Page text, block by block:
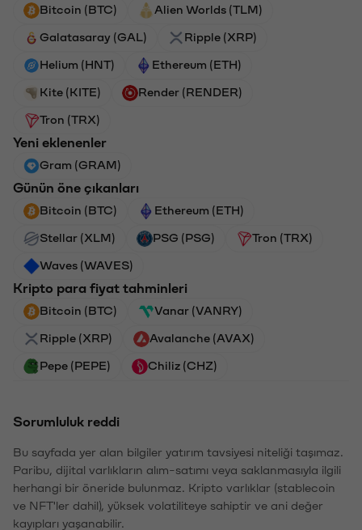
Bitcoin (BTC) Alien Worlds (TLM)
Galatasaray (GAL) Ripple (XRP)
Helium (HNT) Ethereum (ETH)
Kite (KITE) Render (RENDER)
Tron (TRX)
Yeni eklenenler
Gram (GRAM)
Günün öne çıkanları
Bitcoin (BTC) Ethereum (ETH)
Stellar (XLM) PSG (PSG) Tron (TRX)
Waves (WAVES)
Kripto para fiyat tahminleri
Bitcoin (BTC) Vanar (VANRY)
Ripple (XRP) Avalanche (AVAX)
Pepe (PEPE) Chiliz (CHZ)
Sorumluluk reddi
Bu sayfada yer alan bilgiler yatırım tavsiyesi niteliği taşımaz.
Paribu, dijital varlıkların alım-satımı veya saklanmasıyla ilgili
herhangi bir öneride bulunmaz. Kripto varlıklar (stablecoin
ve NFT'ler dahil), yüksek volatiliteye sahiptir ve ani değer
kayıpları yaşanabilir.